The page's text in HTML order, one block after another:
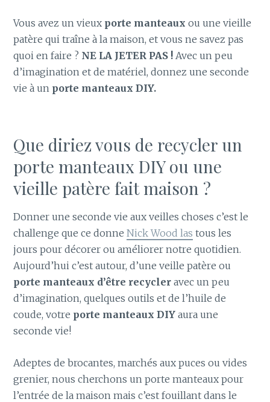
Vous avez un vieux porte manteaux ou une vieille
patère qui traîne à la maison, et vous ne savez pas
quoi en faire ? NE LA JETER PAS ! Avec un peu
d’imagination et de matériel, donnez une seconde
vie à un porte manteaux DIY.
Que diriez vous de recycler un
porte manteaux DIY ou une
vieille patère fait maison ?
Donner une seconde vie aux veilles choses c’est le
challenge que ce donneNick Wood las tous les
jours pour décorer ou améliorer notre quotidien.
Aujourd’hui c’est autour, d’une veille patère ou
porte manteaux d’être recycler avec un peu
d’imagination, quelques outils et de l’huile de
coude, votre porte manteaux DIY aura une
seconde vie!
Adeptes de brocantes, marchés aux puces ou vides
grenier, nous cherchons un porte manteaux pour
l’entrée de la maison mais c’est fouillant dans le